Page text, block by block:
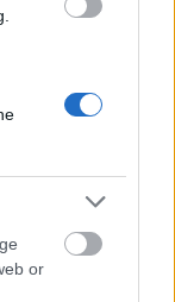
or